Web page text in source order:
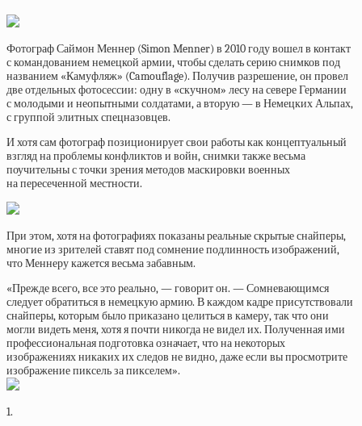
Фотограф Саймон Меннер (Simon Menner) в 2010 году вошел в контакт
с командованием немецкой армии, чтобы сделать серию снимков под
названием «Камуфляж» (Camouflage). Получив разрешение, он провел
две отдельных фотосессии: одну в «скучном» лесу на севере Германии
с молодыми и неопытными солдатами, а вторую — в Немецких Альпах,
с группой элитных спецназовцев.
И хотя сам фотограф позиционирует свои работы как концептуальный
взгляд на проблемы конфликтов и войн, снимки также весьма
поучительны с точки зрения методов маскировки военных
на пересеченной местности.
При этом, хотя на фотографиях показаны реальные скрытые снайперы,
многие из зрителей ставят под сомнение подлинность изображений,
что Меннеру кажется весьма забавным.
«Прежде всего, все это реально, — говорит он. — Сомневающимся
следует обратиться в немецкую армию. В каждом кадре присутствовали
снайперы, которым было приказано целиться в камеру, так что они
могли видеть меня, хотя я почти никогда не видел их. Полученная ими
профессиональная подготовка означает, что на некоторых
изображениях никаких их следов не видно, даже если вы просмотрите
изображение пиксель за пикселем».
1.